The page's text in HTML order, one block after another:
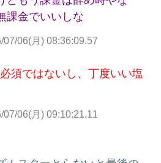
課金でいいしな
07/06(月) 08:36:09.57
須ではないし、丁度いい塩
07/06(月) 09:10:21.11